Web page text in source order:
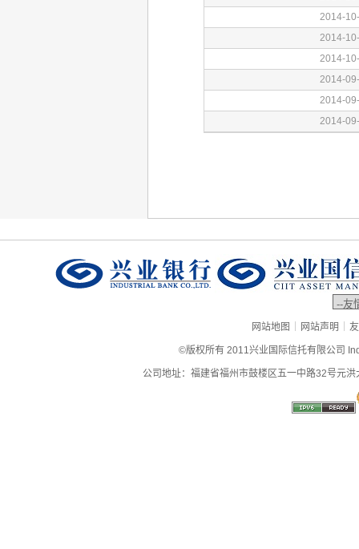
网站地图 | 网站声明 |
©版权所有 2011兴业国际信托有限公司
公司地址：福建省福州市鼓楼区五一中路32号元